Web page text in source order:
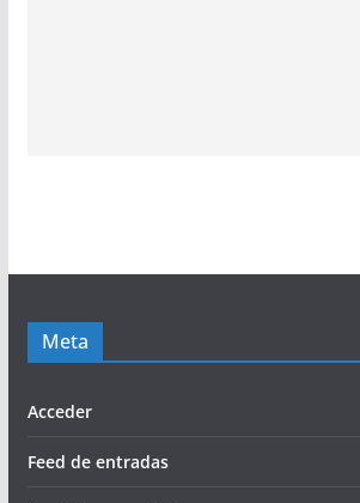
Meta
Acceder
Feed de entradas